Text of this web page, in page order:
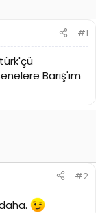
#1
Barış'ım
#2